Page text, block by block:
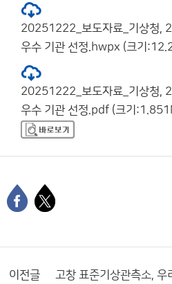
20251222_보도자료_기상청,
우수 기관 선정.hwpx (크기
20251222_보도자료_기상청,
우수 기관 선정.pdf (크기
이전글